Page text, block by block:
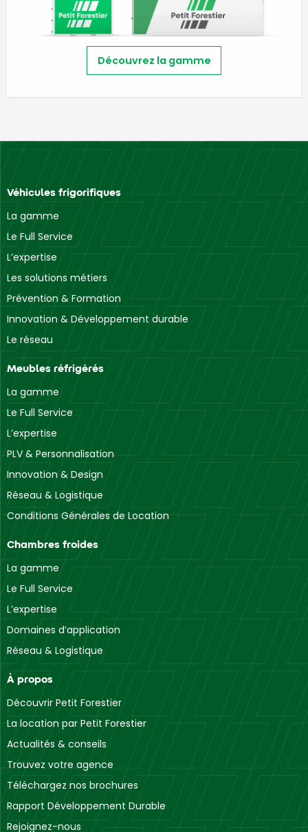
Découvrez la gamme
Véhicules frigorifiques
La gamme
Le Full Service
L’expertise
Les solutions métiers
Prévention & Formation
Innovation & Développement durable
Le réseau
Meubles réfrigérés
La gamme
Le Full Service
L’expertise
PLV & Personnalisation
Innovation & Design
Réseau & Logistique
Conditions Générales de Location
Chambres froides
La gamme
Le Full Service
L’expertise
Domaines d’application
Réseau & Logistique
À propos
Découvrir Petit Forestier
La location par Petit Forestier
Actualités & conseils
Trouvez votre agence
Téléchargez nos brochures
Rapport Développement Durable
Rejoignez-nous